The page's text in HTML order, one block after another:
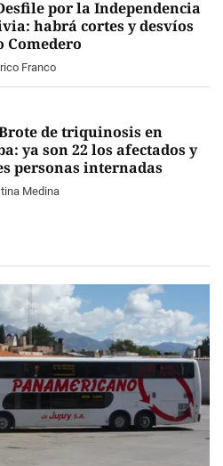
por la Independencia
habrá cortes y desvíos
Comedero
Franco
de triquinosis en
ya son 22 los afectados y
personas internadas
Medina